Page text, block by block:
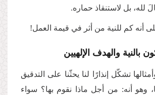
لله، بل لاستنقاذ حماره.
أنه كم للنية من أثر في قيمة العمل!
بالنية والهدف الإلهيين
تشكّل إنذارًا لنا يحثّنا على التدقيق
وهو أنه: من أجل ماذا نقوم بها؟ سواء